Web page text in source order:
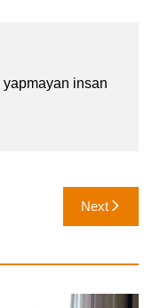
yapmayan insan
Next